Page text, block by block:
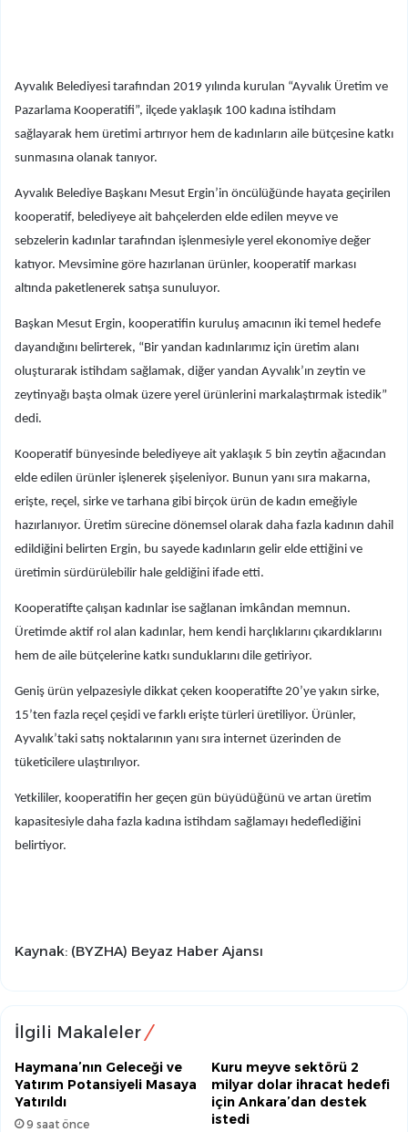
Ayvalık Belediyesi tarafından 2019 yılında kurulan “Ayvalık Üretim ve
Pazarlama Kooperatifi”, ilçede yaklaşık 100 kadına istihdam
sağlayarak hem üretimi artırıyor hem de kadınların aile bütçesine katkı
sunmasına olanak tanıyor.
Ayvalık Belediye Başkanı Mesut Ergin’in öncülüğünde hayata geçirilen
kooperatif, belediyeye ait bahçelerden elde edilen meyve ve
sebzelerin kadınlar tarafından işlenmesiyle yerel ekonomiye değer
katıyor. Mevsimine göre hazırlanan ürünler, kooperatif markası
altında paketlenerek satışa sunuluyor.
Başkan Mesut Ergin, kooperatifin kuruluş amacının iki temel hedefe
dayandığını belirterek, “Bir yandan kadınlarımız için üretim alanı
oluşturarak istihdam sağlamak, diğer yandan Ayvalık’ın zeytin ve
zeytinyağı başta olmak üzere yerel ürünlerini markalaştırmak istedik”
dedi.
Kooperatif bünyesinde belediyeye ait yaklaşık 5 bin zeytin ağacından
elde edilen ürünler işlenerek şişeleniyor. Bunun yanı sıra makarna,
erişte, reçel, sirke ve tarhana gibi birçok ürün de kadın emeğiyle
hazırlanıyor. Üretim sürecine dönemsel olarak daha fazla kadının dahil
edildiğini belirten Ergin, bu sayede kadınların gelir elde ettiğini ve
üretimin sürdürülebilir hale geldiğini ifade etti.
Kooperatifte çalışan kadınlar ise sağlanan imkândan memnun.
Üretimde aktif rol alan kadınlar, hem kendi harçlıklarını çıkardıklarını
hem de aile bütçelerine katkı sunduklarını dile getiriyor.
Geniş ürün yelpazesiyle dikkat çeken kooperatifte 20’ye yakın sirke,
15’ten fazla reçel çeşidi ve farklı erişte türleri üretiliyor. Ürünler,
Ayvalık’taki satış noktalarının yanı sıra internet üzerinden de
tüketicilere ulaştırılıyor.
Yetkililer, kooperatifin her geçen gün büyüdüğünü ve artan üretim
kapasitesiyle daha fazla kadına istihdam sağlamayı hedeflediğini
belirtiyor.
Kaynak: (BYZHA) Beyaz Haber Ajansı
İlgili Makaleler
Haymana’nın Geleceği ve
Yatırım Potansiyeli Masaya
Yatırıldı
9 saat önce
Kuru meyve sektörü 2
milyar dolar ihracat hedefi
için Ankara’dan destek
istedi